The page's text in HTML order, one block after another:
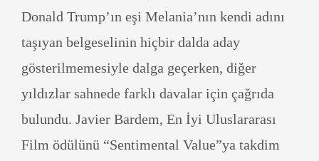
Donald Trump’ın eşi Melania’nın kendi adını
taşıyan belgeselinin hiçbir dalda aday
gösterilmemesiyle dalga geçerken, diğer
yıldızlar sahnede farklı davalar için çağrıda
bulundu. Javier Bardem, En İyi Uluslararası
Film ödülünü “Sentimental Value”ya takdim